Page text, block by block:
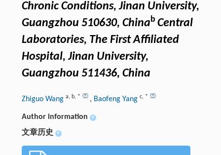
Chronic Conditions, Jinan University,
Guangzhou 510630, Chinab Central
Laboratories, The First Affiliated
Hospital, Jinan University,
Guangzhou 511436, China
Zhiguo Wang a, b, * , Baofeng Yang c, *
Author information +
文章历史 +